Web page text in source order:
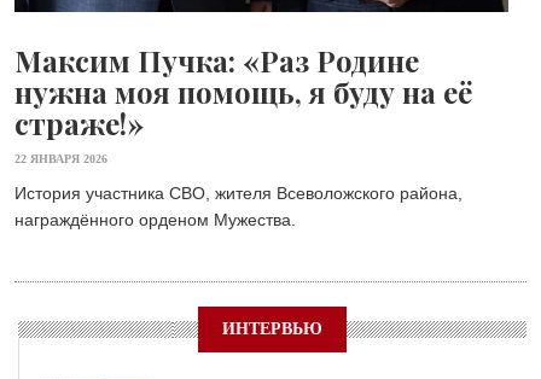
Максим Пучка: «Раз Родине
нужна моя помощь, я буду на её
страже!»
22 ЯНВАРЯ 2026
История участника СВО, жителя Всеволожского района,
награждённого орденом Мужества.
ИНТЕРВЬЮ